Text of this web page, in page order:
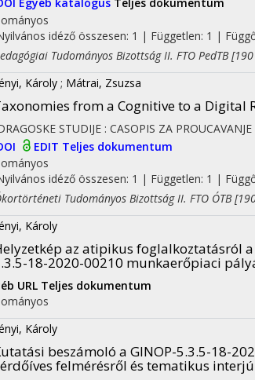
idéző összesen: 1 | Független: 1 |
Tudományos Bizottság II. FTO PedTB
Károly ; Mátrai, Zsuzsa
from a Cognitive to a Digital
STUDIJE : CASOPIS ZA
EDIT Teljes dokumentum
idéző összesen: 1 | Független: 1 |
Tudományos Bizottság II. FTO ÓTB
Károly
az atipikus foglalkoztatásról
18-2020-00210 munkaerőpiaci
URL Teljes dokumentum
Károly
beszámoló a GINOP-5.3.5-18-
felmérésről és tematikus